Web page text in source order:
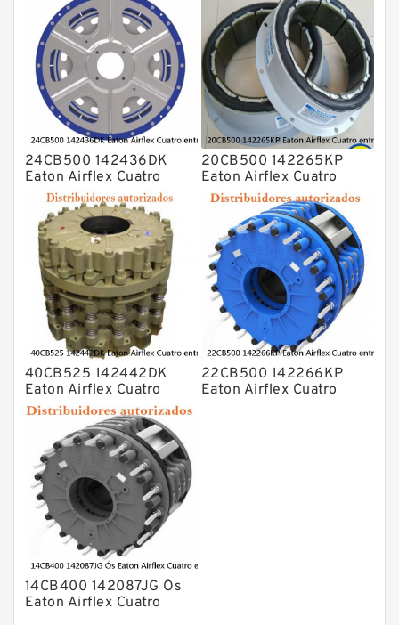
24CB500 142436DK
Eaton Airflex Cuatro
entradas Embragues y
frenos
20CB500 142265KP
Eaton Airflex Cuatro
entradas Embragues y
40CB525 142442DK
Eaton Airflex Cuatro
entradas Embragues y
22CB500 142266KP
Eaton Airflex Cuatro
14CB400 142087JG Ós
Eaton Airflex Cuatro